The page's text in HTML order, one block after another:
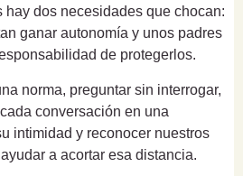
dos necesidades que chocan:
ganar autonomía y unos padres
de protegerlos.
norma, preguntar sin interrogar,
conversación en una
intimidad y reconocer nuestros
a acortar esa distancia.